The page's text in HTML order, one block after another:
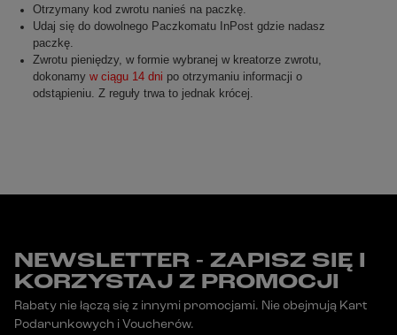
Otrzymany kod zwrotu nanieś na paczkę.
Udaj się do dowolnego Paczkomatu InPost gdzie nadasz
paczkę.
Zwrotu pieniędzy, w formie wybranej w kreatorze zwrotu,
dokonamy w ciągu 14 dni po otrzymaniu informacji o
odstąpieniu. Z reguły trwa to jednak krócej.
NEWSLETTER - ZAPISZ SIĘ I
KORZYSTAJ Z PROMOCJI
Rabaty nie łączą się z innymi promocjami. Nie obejmują Kart
Podarunkowych i Voucherów.